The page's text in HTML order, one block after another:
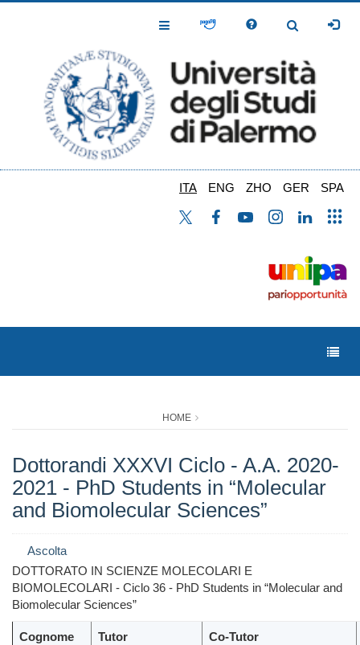
Toggle
Toggle
ITA ENG ZHO GER SPA
HOME
Dottorandi XXXVI Ciclo - A.A. 2020-
2021 - PhD Students in “Molecular
and Biomolecular Sciences”
Ascolta
DOTTORATO IN SCIENZE MOLECOLARI E
BIOMOLECOLARI - Ciclo 36 - PhD Students in “Molecular and
Biomolecular Sciences”
Cognome
Tutor Co-Tutor